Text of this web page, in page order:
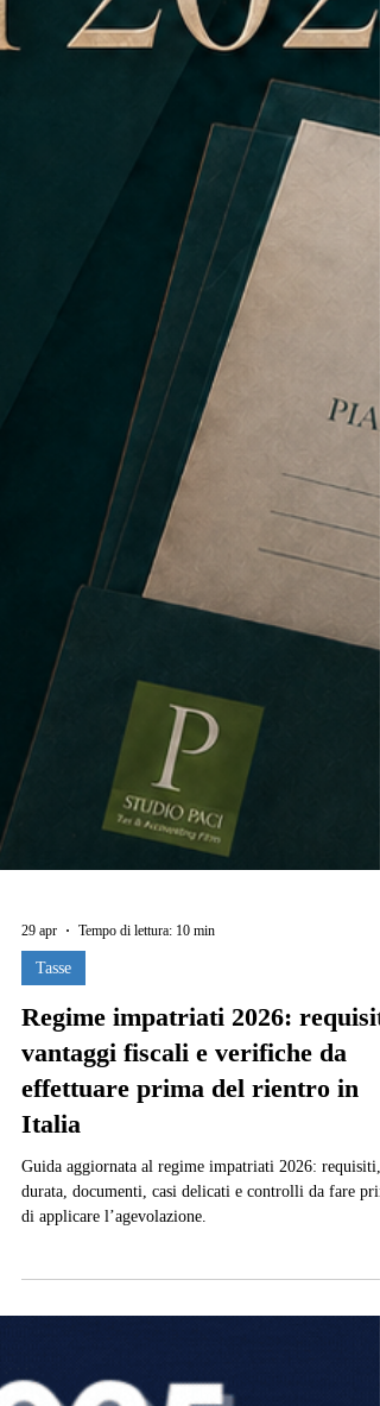
29 apr
Regime impatriati 2026:
vantaggi fiscali e verifiche da
effettuare prima del rientro in
Italia
Guida aggiornata al regime impatriati 2026: requisiti,
durata, documenti, casi delicati e controlli da fare